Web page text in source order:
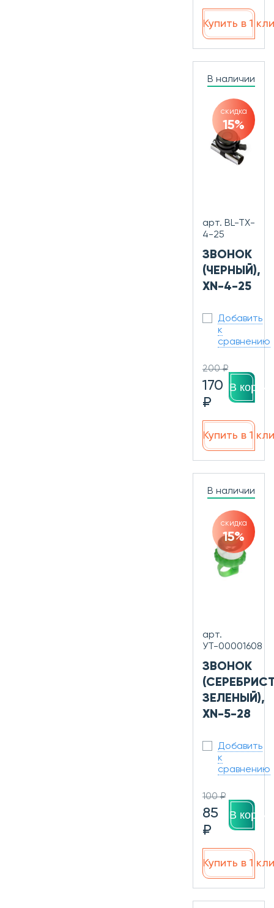
Купить в 1
В наличии
скидка
15%
арт. BL-TX-
4-25
ЗВОНОК
(ЧЕРНЫЙ),
XN-4-25
Добавить
к
сравнению
200 ₽
170
₽
В
Купить в 1
В наличии
скидка
15%
арт.
УТ-00001608
ЗВОНОК
ЗЕЛЕНЫЙ),
XN-5-28
Добавить
к
сравнению
100 ₽
85
₽
В
Купить в 1